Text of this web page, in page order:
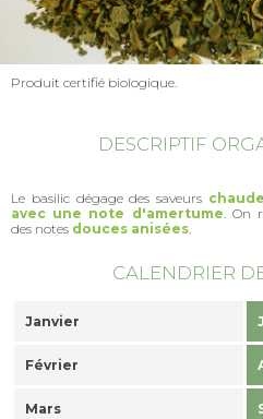
Produit certifié biologique.
DESCRIPTIF
Le basilic dégage des saveurs
avec une note d'amertume . On
des notes douces anisées
CALENDRIER
Janvier
Février
Mars